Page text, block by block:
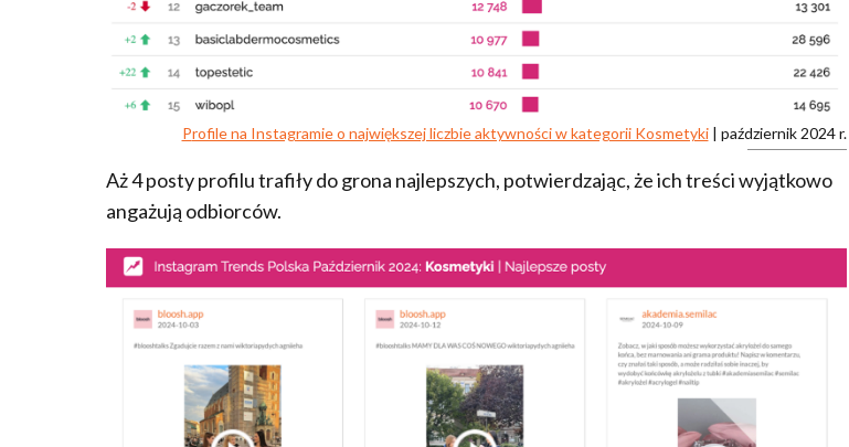
Profile na Instagramie o największej liczbie aktywności w kategorii Kosmetyki| październik 2024 r.
Aż 4 posty profilu trafiły do grona najlepszych, potwierdzając, że ich treści wyjątkowo
angażują odbiorców.